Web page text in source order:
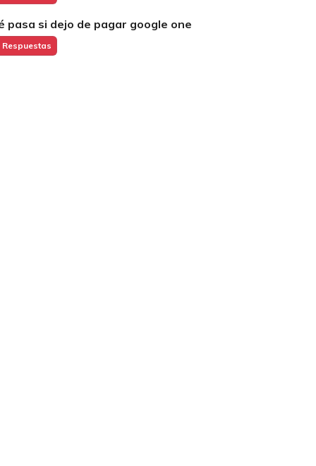
pasa si dejo de pagar google one
Respuestas